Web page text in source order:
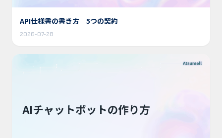
API仕様書の書き方｜5つの契約
2026-07-28